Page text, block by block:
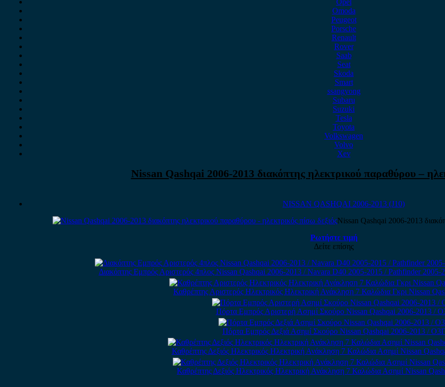
Opel
Omoda
Peugeot
Porsche
Renault
Rover
Saab
Seat
Skoda
Smart
ssangyong
Subaru
Suzuki
Tesla
Toyota
Volkswagen
Volvo
Xev
Nissan Qashqai 2006-2013 διακόπτης ηλεκτρικού παραθύρου –
NISSAN QASHQAI 2006-2013 (J10)
Nissan Qashqai 2006-2013
Ρωτήστε τιμή
Δείτε επίσης
Διακόπτης Εμπρός Αριστερός 4πλος Nissan Qashqai 2006-2013 / Navara D40 2005-2015 / Pathfinder
Καθρέπτης Αριστερός Ηλεκτρικός Ηλεκτρική Ανάκληση 7 Καλώδια Γκρι Nissan
Πόρτα Εμπρός Αριστερή Ασημί Σκούρο Nissan Qashqai 2006-2013 /
Πόρτα Εμπρός Δεξιά Ασημί Σκούρο Nissan Qashqai 2006-2013 / Ο3Γ
Καθρέπτης Δεξιός Ηλεκτρικός Ηλεκτρική Ανάκληση 7 Καλώδια Ασημί Nissan
Καθρέπτης Δεξιός Ηλεκτρικός Ηλεκτρική Ανάκληση 7 Καλώδια Ασημί Nissan